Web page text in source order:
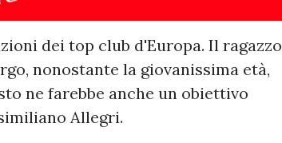
dei top club d'Europa. Il ragazzo
nonostante la giovanissima età,
ne farebbe anche un obiettivo
Allegri.